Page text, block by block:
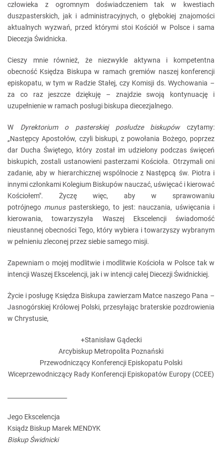
człowieka z ogromnym doświadczeniem tak w kwestiach
duszpasterskich, jak i administracyjnych, o głębokiej znajomości
aktualnych wyzwań, przed którymi stoi Kościół w Polsce i sama
Diecezja Świdnicka.
Cieszy mnie również, że niezwykle aktywna i kompetentna
obecność Księdza Biskupa w ramach gremiów naszej konferencji
episkopatu, w tym w Radzie Stałej, czy Komisji ds. Wychowania –
za co raz jeszcze dziękuję – znajdzie swoją kontynuację i
uzupełnienie w ramach posługi biskupa diecezjalnego.
W Dyrektorium o pasterskiej posłudze biskupówczytamy:
„Następcy Apostołów, czyli biskupi, z powołania Bożego, poprzez
dar Ducha Świętego, który został im udzielony podczas święceń
biskupich, zostali ustanowieni pasterzami Kościoła. Otrzymali oni
zadanie, aby w hierarchicznej wspólnocie z Następcą św. Piotra i
innymi członkami Kolegium Biskupów nauczać, uświęcać i kierować
Kościołem". Życzę więc, aby w sprawowaniu
potrójnego munuspasterskiego, to jest: nauczania, uświęcania i
kierowania, towarzyszyła Waszej Ekscelencji świadomość
nieustannej obecności Tego, który wybiera i towarzyszy wybranym
w pełnieniu zleconej przez siebie samego misji.
Zapewniam o mojej modlitwie i modlitwie Kościoła w Polsce tak w
intencji Waszej Ekscelencji, jak i w intencji całej Diecezji Świdnickiej.
Życie i posługę Księdza Biskupa zawierzam Matce naszego Pana –
Jasnogórskiej Królowej Polski, przesyłając braterskie pozdrowienia
w Chrystusie,
+Stanisław Gądecki
Arcybiskup Metropolita Poznański
Przewodniczący Konferencji Episkopatu Polski
Wiceprzewodniczący Rady Konferencji Episkopatów Europy (CCEE)
Jego Ekscelencja
Ksiądz Biskup Marek MENDYK
Biskup Świdnicki